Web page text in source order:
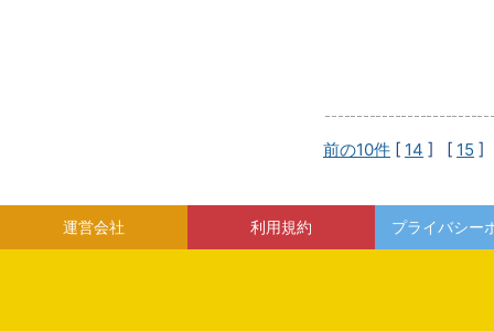
前の10件 [ 14 ] [ 15 ]
運営会社 利用規約 プライバシー